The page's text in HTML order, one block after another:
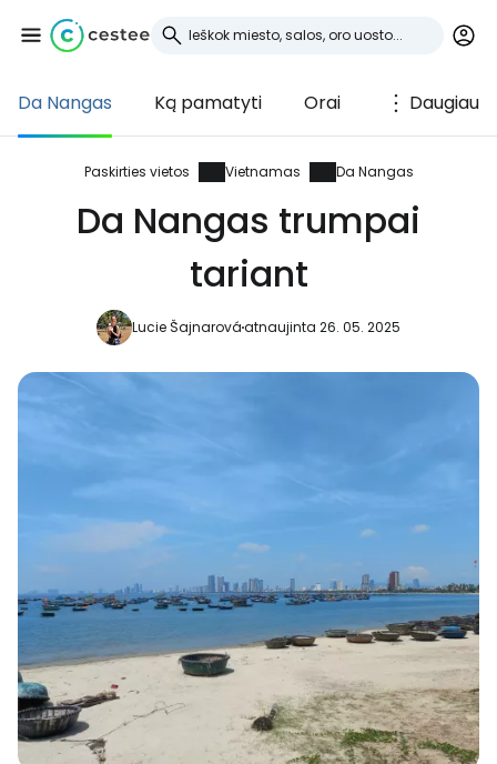
Da Nangas Ką pamatyti Orai Daugiau
Paskirties vietos Vietnamas Da Nangas
Da Nangas trumpai
tariant
Lucie Šajnarováatnaujinta 26. 05. 2025
Prisijunkite prie
Cestee
... pasaulinė kelionių bendruomenė